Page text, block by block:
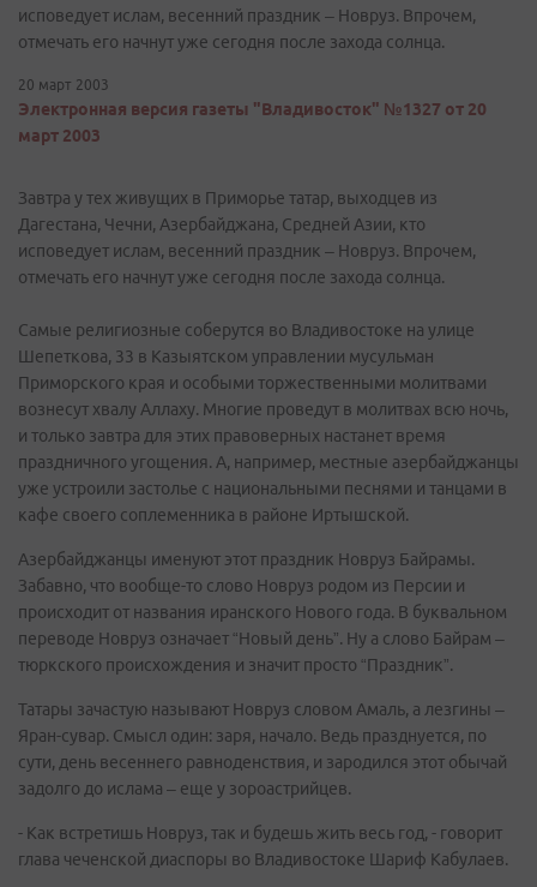
исповедует ислам, весенний праздник – Новруз. Впрочем,
отмечать его начнут уже сегодня после захода солнца.
20 март 2003
Электронная версия газеты "Владивосток" №1327 от 20
март 2003
Завтра у тех живущих в Приморье татар, выходцев из
Дагестана, Чечни, Азербайджана, Средней Азии, кто
исповедует ислам, весенний праздник – Новруз. Впрочем,
отмечать его начнут уже сегодня после захода солнца.
Самые религиозные соберутся во Владивостоке на улице
Шепеткова, 33 в Казыятском управлении мусульман
Приморского края и особыми торжественными молитвами
вознесут хвалу Аллаху. Многие проведут в молитвах всю ночь,
и только завтра для этих правоверных настанет время
праздничного угощения. А, например, местные азербайджанцы
уже устроили застолье с национальными песнями и танцами в
кафе своего соплеменника в районе Иртышской.
Азербайджанцы именуют этот праздник Новруз Байрамы.
Забавно, что вообще-то слово Новруз родом из Персии и
происходит от названия иранского Нового года. В буквальном
переводе Новруз означает “Новый день”. Ну а слово Байрам –
тюркского происхождения и значит просто “Праздник”.
Татары зачастую называют Новруз словом Амаль, а лезгины –
Яран-сувар. Смысл один: заря, начало. Ведь празднуется, по
сути, день весеннего равноденствия, и зародился этот обычай
задолго до ислама – еще у зороастрийцев.
- Как встретишь Новруз, так и будешь жить весь год, - говорит
глава чеченской диаспоры во Владивостоке Шариф Кабулаев.